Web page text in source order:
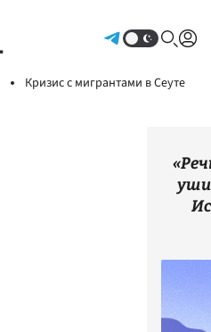
Кризис с мигрантами в Сеуте